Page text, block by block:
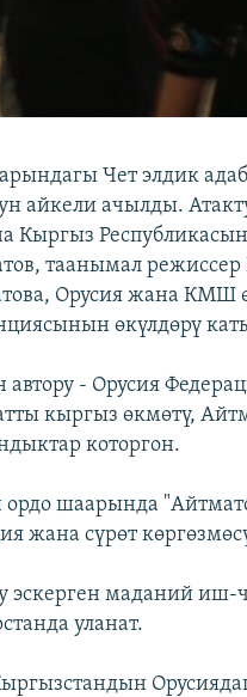
Чет элдик
айкели ачылды.
таанымал
Орусия жана КМШ
өкүлдөрү
автору - Орусия
кыргыз өкмөтү,
которгон.
ордо шаарында
жана сүрөт
эскерген маданий иш-
уланат.